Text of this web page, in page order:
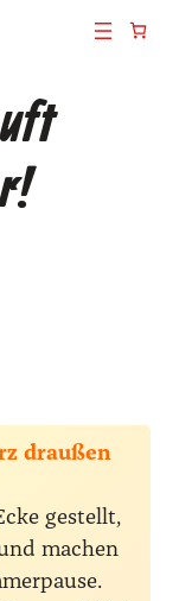
draußen
gestellt,
machen